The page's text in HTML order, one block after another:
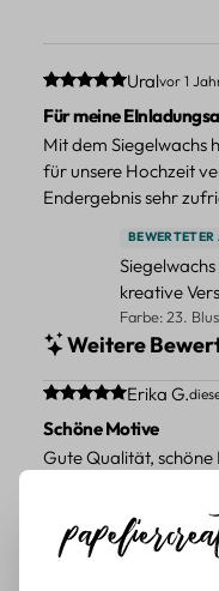
Durchschnittliche
Uralvor 1
Für meine
Mit dem Siegelwachs
für unsere Hochzeit
Endergebnis sehr
kreative
Farbe: 23.
Weitere
Durchschnittliche
Erika G.
Schöne Motive
Gute Qualität,
BEWERTETER
Pflanzen